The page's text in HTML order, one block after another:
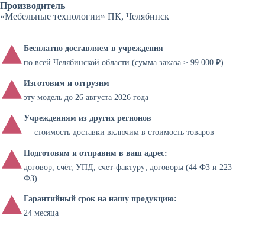
Производитель
«Мебельные технологии» ПК, Челябинск
Бесплатно доставляем в учреждения
по всей Челябинской области (сумма заказа ≥ 99 000 ₽)
Изготовим и отгрузим
эту модель до 26 августа 2026 года
Учреждениям из других регионов
— стоимость доставки включим в стоимость товаров
Подготовим и отправим в ваш адрес:
договор, счёт, УПД, счет-фактуру; договоры (44 ФЗ и 223
ФЗ)
Гарантийный срок на нашу продукцию:
24 месяца